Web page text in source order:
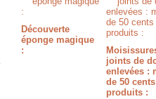
Découverte
éponge magique
:
joints de
enlevées :
de 50
produits :